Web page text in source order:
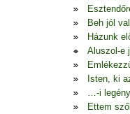
Beh jól
Házunk
Aluszol-e
Isten, ki
…-i
Ettem